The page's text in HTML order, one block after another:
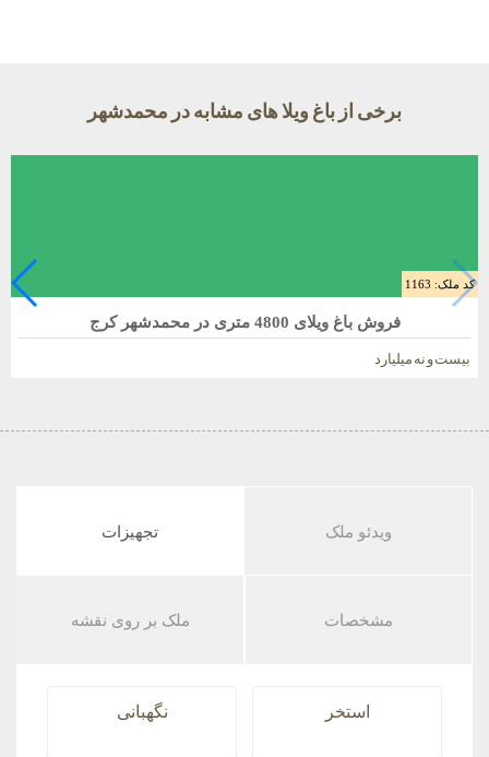
برخی از باغ ویلا های مشابه در محمدشهر
کد ملک: 1163
فروش باغ ویلای 4800 متری در محمدشهر کرج
بیست و نه میلیارد
تجهیزات ویدئو ملک
ملک بر روی نقشه مشخصات
نگهبانی استخر